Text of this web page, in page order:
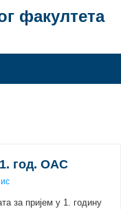
факултета
год. ОАС
за пријем у 1. годину